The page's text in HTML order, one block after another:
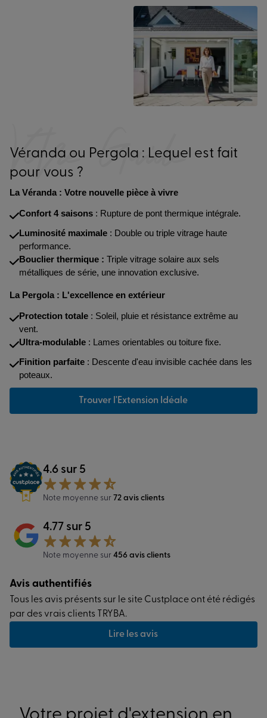
Votre Guide
Véranda ou Pergola : Lequel est fait
pour vous ?
La Véranda : Votre nouvelle pièce à vivre
Confort 4 saisons : Rupture de pont thermique intégrale.
Luminosité maximale : Double ou triple vitrage haute
performance.
Bouclier thermique : Triple vitrage solaire aux sels
métalliques de série, une innovation exclusive.
La Pergola : L'excellence en extérieur
Protection totale : Soleil, pluie et résistance extrême au
vent.
Ultra-modulable : Lames orientables ou toiture fixe.
Finition parfaite : Descente d'eau invisible cachée dans les
poteaux.
Trouver l'Extension Idéale
4.6 sur 5
Note moyenne sur 72 avis clients
4.77 sur 5
Note moyenne sur 456 avis clients
Avis authentifiés
Tous les avis présents sur le site Custplace ont été rédigés
par des vrais clients TRYBA.
Lire les avis